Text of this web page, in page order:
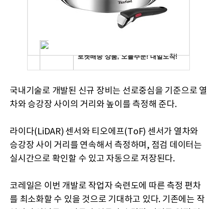
국내기술로 개발된 신규 장비는 선로중심을 기준으로 열
차와 승강장 사이의 거리와 높이를 측정해 준다.
라이다(LiDAR) 센서와 티오에프(ToF) 센서가 열차와
승강장 사이 거리를 연속해서 측정하며, 점검 데이터는
실시간으로 확인할 수 있고 자동으로 저장된다.
코레일은 이번 개발로 작업자 숙련도에 따른 측정 편차
를 최소화할 수 있을 것으로 기대하고 있다. 기존에는 작